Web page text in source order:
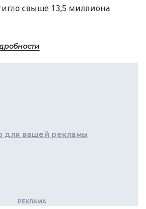
свыше 13,5 миллиона
для вашей рекламы